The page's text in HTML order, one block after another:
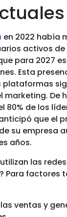
en 2022 había
activos
para 2027
Esta
plataformas
marketing. De
80% de los
que el
su empresa
años.
las
Para factores
ventas y